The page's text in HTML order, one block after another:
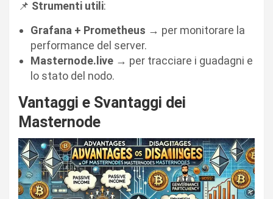
📌 Strumenti utili:
Grafana + Prometheus → per monitorare la
performance del server.
Masternode.live → per tracciare i guadagni e
lo stato del nodo.
Vantaggi e Svantaggi dei
Masternode